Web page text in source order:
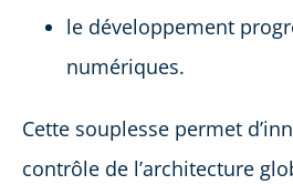
le développement
numériques.
Cette souplesse permet
contrôle de l’architecture